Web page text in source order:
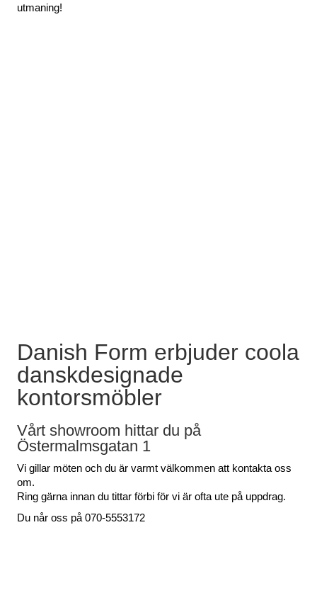
utmaning!
Danish Form erbjuder coola
danskdesignade
kontorsmöbler
Vårt showroom hittar du på
Östermalmsgatan 1
Vi gillar möten och du är varmt välkommen att kontakta oss
om.
Ring gärna innan du tittar förbi för vi är ofta ute på uppdrag.
Du når oss på 070-5553172